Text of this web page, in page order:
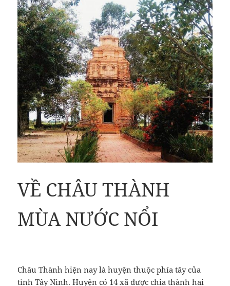
VỀ CHÂU THÀNH
MÙA NƯỚC NỔI
Châu Thành hiện nay là huyện thuộc phía tây của
tỉnh Tây Ninh. Huyện có 14 xã được chia thành hai